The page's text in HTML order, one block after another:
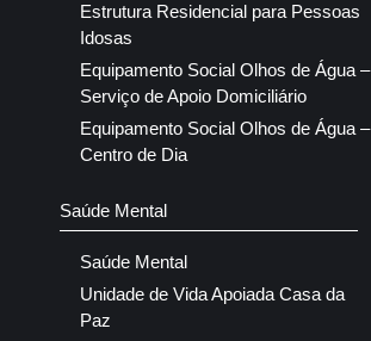
Estrutura Residencial para Pessoas
Idosas
Equipamento Social Olhos de Água –
Serviço de Apoio Domiciliário
Equipamento Social Olhos de Água –
Centro de Dia
Saúde Mental
Saúde Mental
Unidade de Vida Apoiada Casa da
Paz